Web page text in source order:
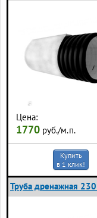
Цена:
1770 руб./м.п.
Купить
в 1 клик!
Труба дренажная